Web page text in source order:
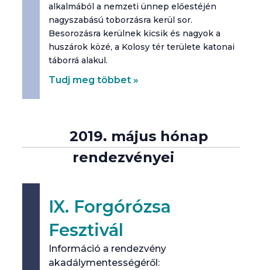
alkalmából a nemzeti ünnep előestéjén
nagyszabású toborzásra kerül sor.
Besorozásra kerülnek kicsik és nagyok a
huszárok közé, a Kolosy tér területe katonai
táborrá alakul.
Tudj meg többet »
2019. május hónap
rendezvényei
IX. Forgórózsa
Fesztivál
Információ a rendezvény
akadálymentességéről: